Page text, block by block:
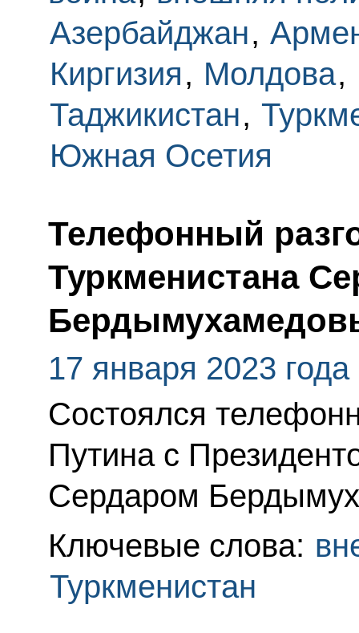
Азербайджан,
Киргизия, Молдова,
Таджикистан,
Южная Осетия
Телефонный
Туркменистана
17 января 2023 года
Состоялся
Путина с
Сердаром
Ключевые слова:
Туркменистан